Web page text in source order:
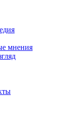
мнения